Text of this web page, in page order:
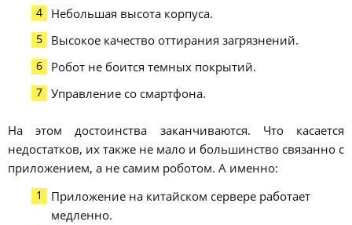
Небольшая высота корпуса.
Высокое качество оттирания загрязнений.
Робот не боится темных покрытий.
Управление со смартфона.
На этом достоинства заканчиваются. Что касается
недостатков, их также не мало и большинство связанно с
приложением, а не самим роботом. А именно:
Приложение на китайском сервере работает
медленно.